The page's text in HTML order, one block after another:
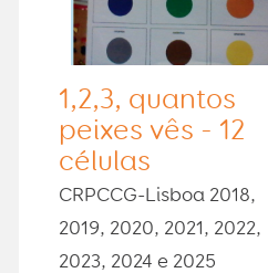
1,2,3, quantos
peixes vês - 12
células
CRPCCG-Lisboa 2018,
2019, 2020, 2021, 2022,
2023, 2024 e 2025